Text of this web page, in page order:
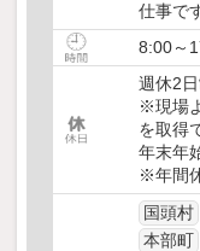
仕事で
8:00～
週休2日
※現場
を取得
年末年
※年間
国頭村
本部町